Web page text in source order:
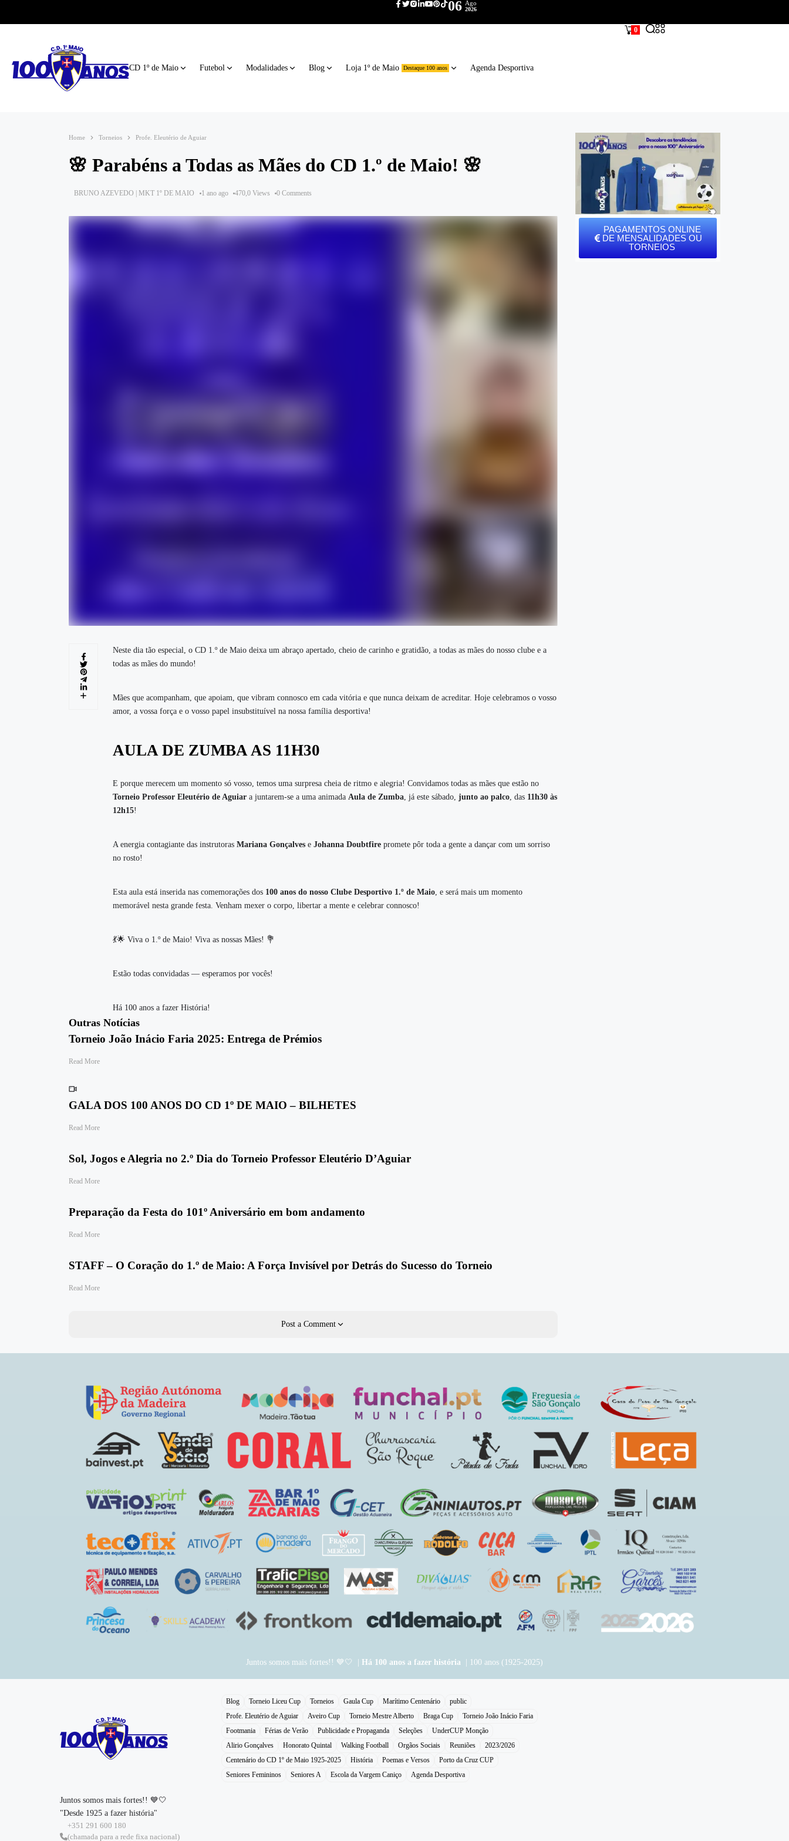
06 Ago
2026
CD 1º de Maio Futebol Modalidades Blog Loja 1º de Maio Destaque 100 anos Agenda Desportiva
0
Home Torneios Profe. Eleutério de Aguiar
🌸 Parabéns a Todas as Mães do CD 1.º de Maio! 🌸
BRUNO AZEVEDO | MKT 1º DE MAIO 1 ano ago 470,0 Views 0 Comments
Neste dia tão especial, o CD 1.º de Maio deixa um abraço apertado, cheio de carinho e gratidão, a todas as mães do nosso clube e a
todas as mães do mundo!
Mães que acompanham, que apoiam, que vibram connosco em cada vitória e que nunca deixam de acreditar. Hoje celebramos o vosso
amor, a vossa força e o vosso papel insubstituível na nossa família desportiva!
AULA DE ZUMBA AS 11H30
E porque merecem um momento só vosso, temos uma surpresa cheia de ritmo e alegria! Convidamos todas as mães que estão no
Torneio Professor Eleutério de Aguiar a juntarem-se a uma animada Aula de Zumba , já este sábado, junto ao palco , das 11h30 às
12h15!
A energia contagiante das instrutoras Mariana Gonçalves e Johanna Doubtfire promete pôr toda a gente a dançar com um sorriso
no rosto!
Esta aula está inserida nas comemorações dos 100 anos do nosso Clube Desportivo 1.º de Maio , e será mais um momento
memorável nesta grande festa. Venham mexer o corpo, libertar a mente e celebrar connosco!
💃🌟 Viva o 1.º de Maio! Viva as nossas Mães! 💐
Estão todas convidadas — esperamos por vocês!
Há 100 anos a fazer História!
Outras Notícias
Torneio João Inácio Faria 2025: Entrega de Prémios
Read More
GALA DOS 100 ANOS DO CD 1º DE MAIO – BILHETES
Read More
Sol, Jogos e Alegria no 2.º Dia do Torneio Professor Eleutério D’Aguiar
Read More
Preparação da Festa do 101º Aniversário em bom andamento
Read More
STAFF – O Coração do 1.º de Maio: A Força Invisível por Detrás do Sucesso do Torneio
Read More
Post a Comment
PAGAMENTOS ONLINE
DE MENSALIDADES OU
TORNEIOS
Juntos somos mais fortes!! 💙🤍 | Há 100 anos a fazer história | 100 anos (1925-2025)
Juntos somos mais fortes!! 💙🤍
"Desde 1925 a fazer história"
+351 291 600 180
(chamada para a rede fixa nacional)
Blog Torneio Liceu Cup Torneios Gaula Cup Marítimo Centenário
public
Profe. Eleutério de Aguiar
Aveiro Cup Torneio Mestre Alberto Braga Cup
Torneio João Inácio Faria
Footmania
Férias de Verão Publicidade e Propaganda Seleções
UnderCUP Monção
Alirio Gonçalves
Honorato Quintal Walking Football Orgãos Sociais Reuniões
2023/2026
Centenário do CD 1º de Maio 1925-2025
História Poemas e Versos
Porto da Cruz CUP
Seniores Femininos
Seniores A Escola da Vargem Caniço Agenda Desportiva